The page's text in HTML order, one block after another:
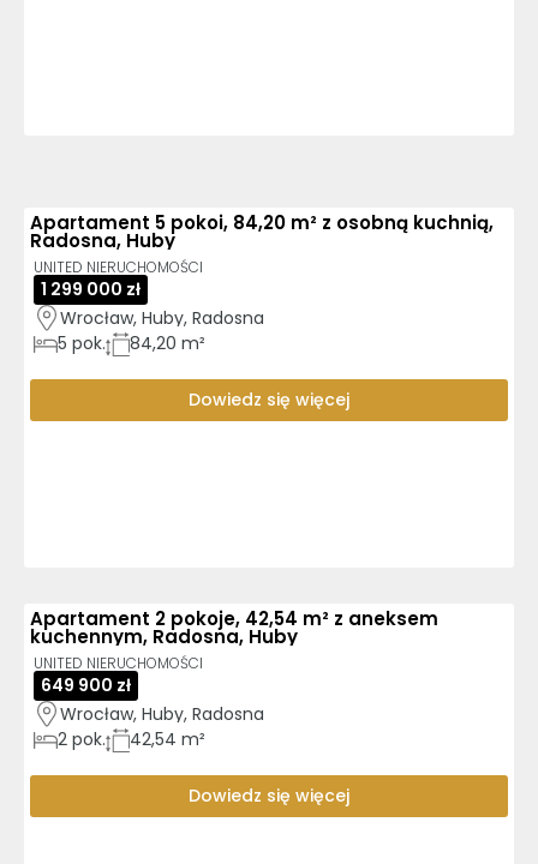
Apartament 5 pokoi, 84,20 m² z osobną kuchnią,
Radosna, Huby
UNITED NIERUCHOMOŚCI
1 299 000 zł
Wrocław, Huby, Radosna
5 pok. 84,20 m²
Dowiedz się więcej
Apartament 2 pokoje, 42,54 m² z aneksem
kuchennym, Radosna, Huby
UNITED NIERUCHOMOŚCI
649 900 zł
Wrocław, Huby, Radosna
2 pok. 42,54 m²
Dowiedz się więcej